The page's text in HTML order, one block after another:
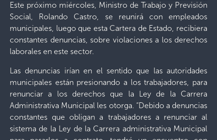
Este próximo miércoles, Ministro de Trabajo y Previsión
Social, Rolando Castro, se reunirá con empleados
municipales, luego que esta Cartera de Estado, recibiera
constantes denuncias, sobre violaciones a los derechos
laborales en este sector.
Las denuncias irían en el sentido que las autoridades
municipales están presionando a los trabajadores, para
renunciar a los derechos que la Ley de la Carrera
Administrativa Municipal les otorga. “Debido a denuncias
constantes que obligan a trabajadores a renunciar al
sistema de la Ley de la Carrera administrativa Municipal